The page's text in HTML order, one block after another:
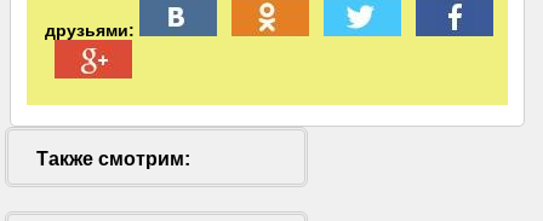
друзьями:
Также смотрим: